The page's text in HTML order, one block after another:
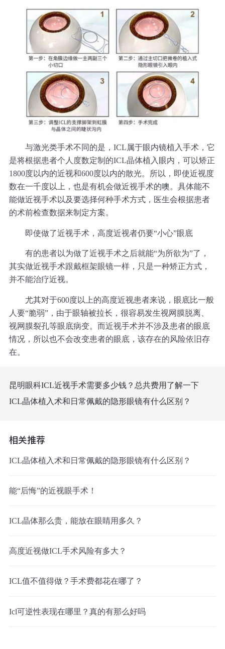
与激光类手术不同的是，ICL属于眼内镜植入手术，它
是将根据患者个人度数定制的ICL晶体植入眼内，可以矫正
1800度以内的近视和600度以内的散光。所以，即使近视度
数在一千度以上，也是有机会做近视手术的噢。具体能不
能做近视手术以及要选择何种手术方式，医生会根据患者
的术前检查数据来制定方案。
即使做了近视手术，高度近视者仍要“小心”眼底
有的患者以为做了近视手术之后就能“为所欲为”了，
其实做近视手术跟戴框架眼镜一样，只是一种矫正方式，
并不能治疗近视。
尤其对于600度以上的高度近视患者来说，眼底比一般
人要“脆弱”，由于眼轴被拉长，很容易发生视网膜脱离、
视网膜裂孔等眼底病变。而近视手术并不涉及患者的眼底
情况，所以也不会改变患者的眼底，该存在的风险依旧存
在。
昆明眼科ICL近视手术需要多少钱？总共费用了解一下
ICL晶体植入术和日常佩戴的隐形眼镜有什么区别？
相关推荐
ICL晶体植入术和日常佩戴的隐形眼镜有什么区别？
能“后悔”的近视眼手术！
ICL晶体那么贵，能放在眼睛用多久？
高度近视做ICL手术风险有多大？
ICL值不值得做？手术费都花在哪了？
Icl可逆性表现在哪里？真的有那么好吗